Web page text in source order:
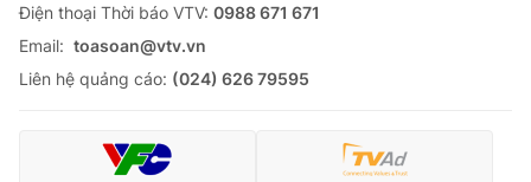
Ðiện thoại Thời báo VTV: 0988 671 671
Email: toasoan@vtv.vn
Liên hệ quảng cáo: (024) 626 79595